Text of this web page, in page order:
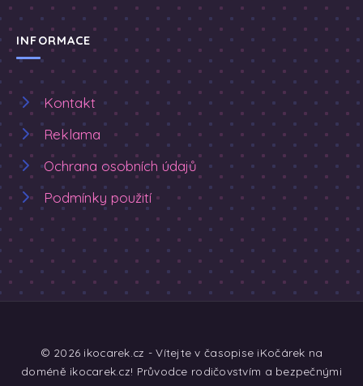
INFORMACE
Kontakt
Reklama
Ochrana osobních údajů
Podmínky použití
© 2026 ikocarek.cz - Vítejte v časopise iKočárek na
doméně ikocarek.cz! Průvodce rodičovstvím a bezpečnými